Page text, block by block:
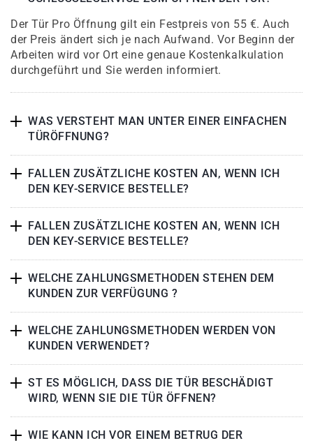
Der Tür Pro Öffnung gilt ein Festpreis von 55 €. Auch
der Preis ändert sich je nach Aufwand. Vor Beginn der
Arbeiten wird vor Ort eine genaue Kostenkalkulation
durchgeführt und Sie werden informiert.
WAS VERSTEHT MAN UNTER EINER EINFACHEN
TÜRÖFFNUNG?
FALLEN ZUSÄTZLICHE KOSTEN AN, WENN ICH
DEN KEY-SERVICE BESTELLE?
FALLEN ZUSÄTZLICHE KOSTEN AN, WENN ICH
DEN KEY-SERVICE BESTELLE?
WELCHE ZAHLUNGSMETHODEN STEHEN DEM
KUNDEN ZUR VERFÜGUNG ?
WELCHE ZAHLUNGSMETHODEN WERDEN VON
KUNDEN VERWENDET?
ST ES MÖGLICH, DASS DIE TÜR BESCHÄDIGT
WIRD, WENN SIE DIE TÜR ÖFFNEN?
WIE KANN ICH VOR EINEM BETRUG DER